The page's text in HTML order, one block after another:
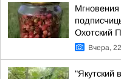
Охотский
Вчера,
"Якутский